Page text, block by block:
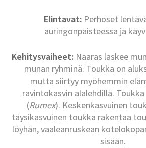
Elintavat: Perhoset
auringonpaisteessa ja
Kehitysvaiheet: Naaras laskee
munan ryhminä. Toukka on
mutta siirtyy myöhemmin
ravintokasvin alalehdillä.
(Rumex). Keskenkasvuinen
täysikasvuinen toukka rakentaa
löyhän, vaaleanruskean
sisään.